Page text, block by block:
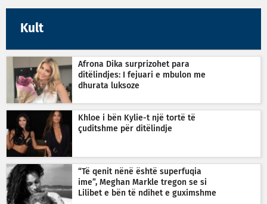
Kult
Afrona Dika surprizohet para
ditëlindjes: I fejuari e mbulon me
dhurata luksoze
Khloe i bën Kylie-t një tortë të
çuditshme për ditëlindje
“Të qenit nënë është superfuqia
ime”, Meghan Markle tregon se si
Lilibet e bën të ndihet e guximshme